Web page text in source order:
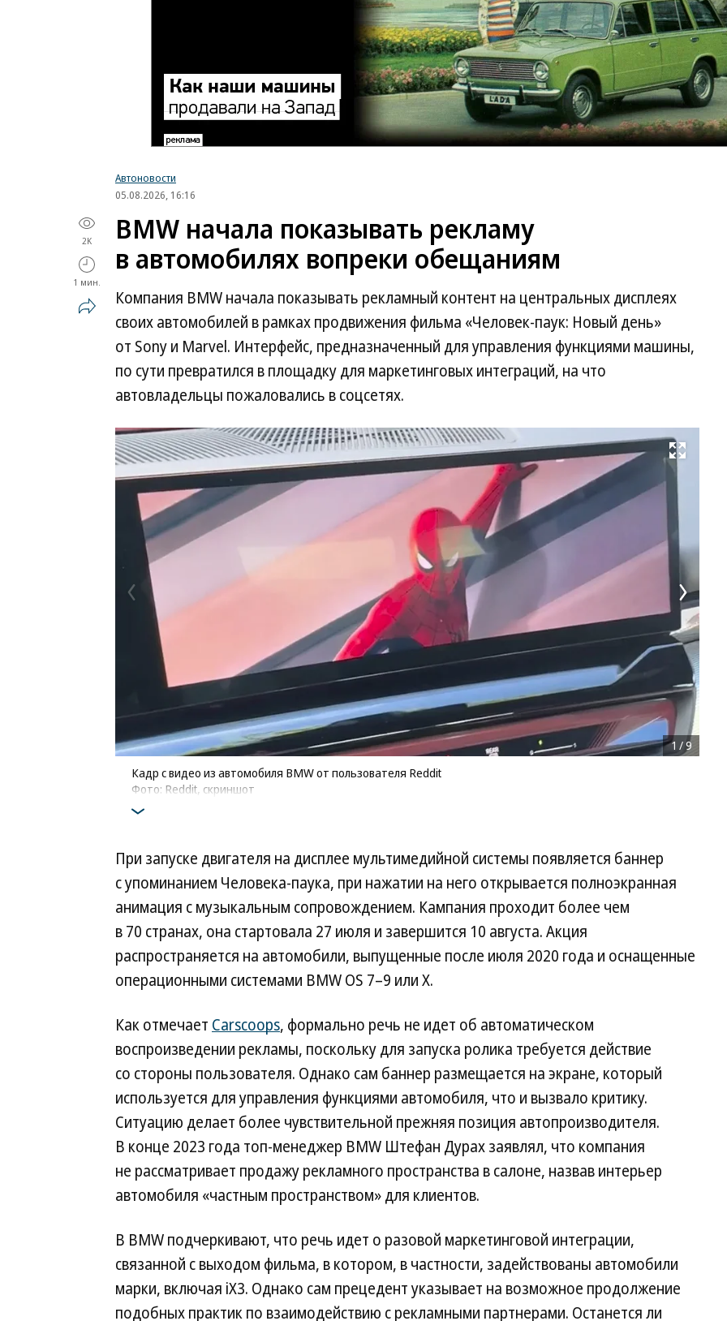
Автоновости
05.08.2026, 16:16
2K
1 мин.
BMW начала показывать рекламу
в автомобилях вопреки обещаниям
Компания BMW начала показывать рекламный контент на центральных дисплеях
своих автомобилей в рамках продвижения фильма «Человек-паук: Новый день»
от Sony и Marvel. Интерфейс, предназначенный для управления функциями машины,
по сути превратился в площадку для маркетинговых интеграций, на что
автовладельцы пожаловались в соцсетях.
Развернуть на весь экран
Кадр с видео из автомобиля BMW от пользователя Reddit
Фото: Reddit, скриншот
1 /9
При запуске двигателя на дисплее мультимедийной системы появляется баннер
с упоминанием Человека-паука, при нажатии на него открывается полноэкранная
анимация с музыкальным сопровождением. Кампания проходит более чем
в 70 странах, она стартовала 27 июля и завершится 10 августа. Акция
распространяется на автомобили, выпущенные после июля 2020 года и оснащенные
операционными системами BMW OS 7–9 или X.
Как отмечает Carscoops, формально речь не идет об автоматическом
воспроизведении рекламы, поскольку для запуска ролика требуется действие
со стороны пользователя. Однако сам баннер размещается на экране, который
используется для управления функциями автомобиля, что и вызвало критику.
Ситуацию делает более чувствительной прежняя позиция автопроизводителя.
В конце 2023 года топ-менеджер BMW Штефан Дурах заявлял, что компания
не рассматривает продажу рекламного пространства в салоне, назвав интерьер
автомобиля «частным пространством» для клиентов.
В BMW подчеркивают, что речь идет о разовой маркетинговой интеграции,
связанной с выходом фильма, в котором, в частности, задействованы автомобили
марки, включая iX3. Однако сам прецедент указывает на возможное продолжение
подобных практик по взаимодействию с рекламными партнерами. Останется ли